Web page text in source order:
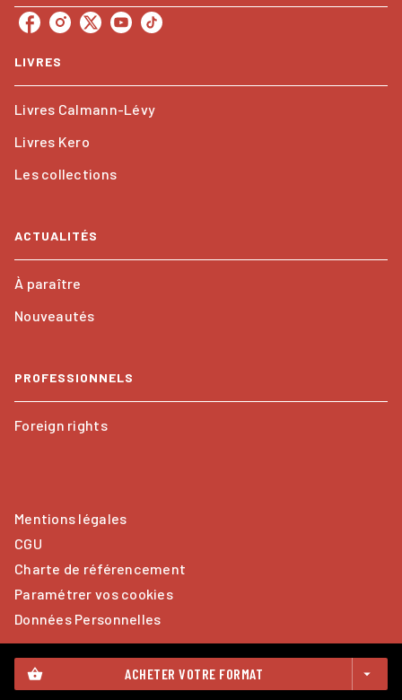
shopping_basket ACHETER VOTRE FORMAT arrow_drop_down
LIVRES
Livres Calmann-Lévy
Livres Kero
Les collections
ACTUALITÉS
À paraître
Nouveautés
PROFESSIONNELS
Foreign rights
Mentions légales
CGU
Charte de référencement
Paramétrer vos cookies
Données Personnelles